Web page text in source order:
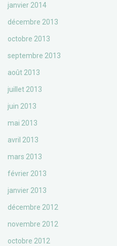
janvier 2014
décembre 2013
octobre 2013
septembre 2013
août 2013
juillet 2013
juin 2013
mai 2013
avril 2013
mars 2013
février 2013
janvier 2013
décembre 2012
novembre 2012
octobre 2012